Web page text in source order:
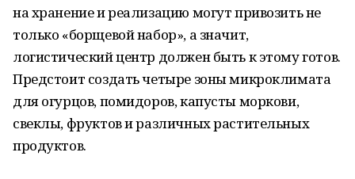
на хранение и реализацию могут привозить не
только «борщевой набор», а значит,
логистический центр должен быть к этому готов.
Предстоит создать четыре зоны микроклимата
для огурцов, помидоров, капусты моркови,
свеклы, фруктов и различных растительных
продуктов.